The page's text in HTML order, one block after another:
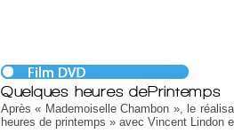
Quelques heures dePrintemps
Après « Mademoiselle Chambon », le
heures de printemps » avec Vincent Lindon